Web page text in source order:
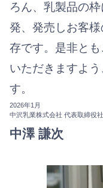
ろん、乳製品の
発、発売しお客
存です。是非と
いただきますよ
す。
2026年1月
中沢乳業株式会社 代表取締役
中澤 謙次